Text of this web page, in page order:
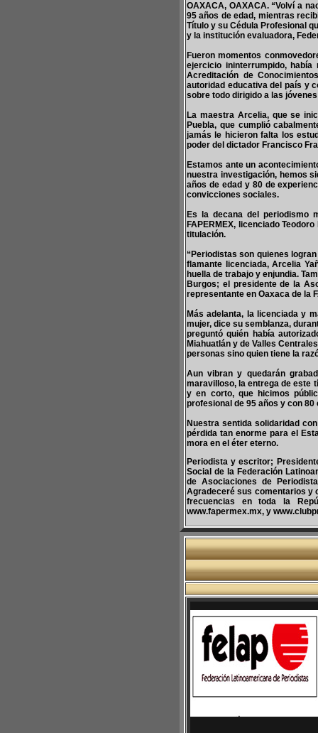
OAXACA, OAXACA. “Volví a
95 años de edad, mientras
Título y su Cédula Profesional
y la institución evaluadora,
Fueron momentos
ejercicio ininterrumpido,
Acreditación de
autoridad educativa del país y
sobre todo dirigido a las
La maestra Arcelia, que se
Puebla, que cumplió
jamás le hicieron falta los
poder del dictador Francisco
Estamos ante un
nuestra investigación, hemos
años de edad y 80 de
convicciones sociales.
Es la decana del periodismo
FAPERMEX, licenciado
titulación.
“Periodistas son quienes
flamante licenciada, Arcelia
huella de trabajo y enjundia.
Burgos; el presidente de la
representante en Oaxaca de la
Más adelanta, la licenciada y
mujer, dice su semblanza,
preguntó quién había
Miahuatlán y de Valles
personas sino quien tiene la
Aun vibran y quedarán
maravilloso, la entrega de este
y en corto, que hicimos
profesional de 95 años y con
Nuestra sentida solidaridad
pérdida tan enorme para el
mora en el éter eterno.
Periodista y escritor;
Social de la Federación
de Asociaciones de
Agradeceré sus comentarios y
frecuencias en toda la
www.fapermex.mx, y